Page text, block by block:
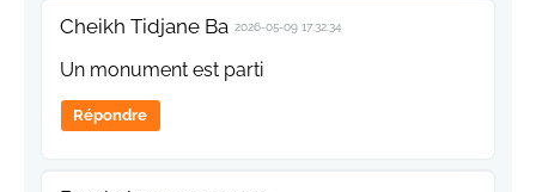
Cheikh Tidjane Ba 2026-05-09 17:32:34
Un monument est parti
Répondre